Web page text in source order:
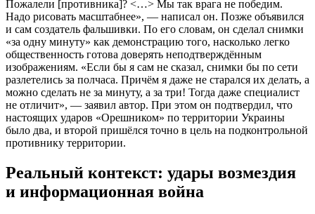
Пожалели [противника]? <…> Мы так врага не победим.
Надо рисовать масштабнее», — написал он. Позже объявился
и сам создатель фальшивки. По его словам, он сделал снимки
«за одну минуту» как демонстрацию того, насколько легко
общественность готова доверять неподтверждённым
изображениям. «Если бы я сам не сказал, снимки бы по сети
разлетелись за полчаса. Причём я даже не старался их делать, а
можно сделать не за минуту, а за три! Тогда даже специалист
не отличит», — заявил автор. При этом он подтвердил, что
настоящих ударов «Орешником» по территории Украины
было два, и второй пришёлся точно в цель на подконтрольной
противнику территории.
Реальный контекст: удары возмездия
и информационная война